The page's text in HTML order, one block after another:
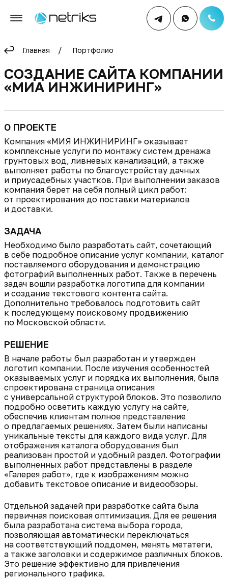
Главная Портфолио
СОЗДАНИЕ САЙТА КОМПАНИИ
«МИА ИНЖИНИРИНГ»
О ПРОЕКТЕ
Компания «МИЯ ИНЖИНИРИНГ» оказывает
комплексные услуги по монтажу систем дренажа
грунтовых вод, ливневых канализаций, а также
выполняет работы по благоустройству дачных
и приусадебных участков. При выполнении заказов
компания берет на себя полный цикл работ:
от проектирования до поставки материалов
и доставки.
ЗАДАЧА
Необходимо было разработать сайт, сочетающий
в себе подробное описание услуг компании, каталог
поставляемого оборудования и демонстрацию
фотографий выполненных работ. Также в перечень
задач вошли разработка логотипа для компании
и создание текстового контента сайта.
Дополнительно требовалось подготовить сайт
к последующему поисковому продвижению
по Московской области.
РЕШЕНИЕ
В начале работы был разработан и утвержден
логотип компании. После изучения особенностей
оказываемых услуг и порядка их выполнения, была
спроектирована страница описания
с универсальной структурой блоков. Это позволило
подробно осветить каждую услугу на сайте,
обеспечив клиентам полное представление
о предлагаемых решениях. Затем были написаны
уникальные тексты для каждого вида услуг. Для
отображения каталога оборудования был
реализован простой и удобный раздел. Фотографии
выполненных работ представлены в разделе
«Галерея работ», где к изображениям можно
добавить текстовое описание и видеообзоры.
Отдельной задачей при разработке сайта была
первичная поисковая оптимизация. Для ее решения
была разработана система выбора города,
позволяющая автоматически переключаться
на соответствующий поддомен, менять метатеги,
а также заголовки и содержимое различных блоков.
Это решение эффективно для привлечения
регионального трафика.